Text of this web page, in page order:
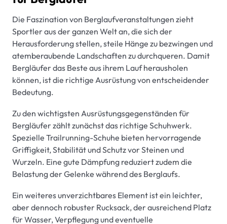
Die Faszination von Berglaufveranstaltungen zieht
Sportler aus der ganzen Welt an, die sich der
Herausforderung stellen, steile Hänge zu bezwingen und
atemberaubende Landschaften zu durchqueren. Damit
Bergläufer das Beste aus ihrem Lauf herausholen
können, ist die richtige Ausrüstung von entscheidender
Bedeutung.
Zu den wichtigsten Ausrüstungsgegenständen für
Bergläufer zählt zunächst das richtige Schuhwerk.
Spezielle Trailrunning-Schuhe bieten hervorragende
Griffigkeit, Stabilität und Schutz vor Steinen und
Wurzeln. Eine gute Dämpfung reduziert zudem die
Belastung der Gelenke während des Berglaufs.
Ein weiteres unverzichtbares Element ist ein leichter,
aber dennoch robuster Rucksack, der ausreichend Platz
für Wasser, Verpflegung und eventuelle